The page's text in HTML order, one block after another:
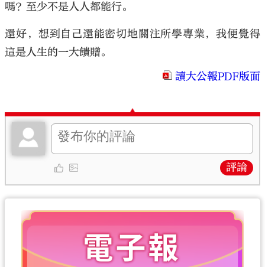
嗎？至少不是人人都能行。
還好，想到自己還能密切地關注所學專業，我便覺得
這是人生的一大饋贈。
讀大公報PDF版面
評論